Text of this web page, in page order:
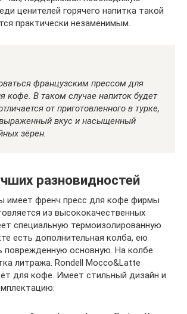
ценителей горячего напитка такой
практически незаменимым.
французским прессом для
кофе. В таком случае напиток будет
от приготовленного в турке,
вкус и насыщенный
зёрен.
разновидностей
имеет френч пресс для кофе фирмы
из высококачественных
специальную термоизолированную
есть дополнительная колба, ею
поврежденную основную. На колбе
литража. Rondell Mocco&Latte
для кофе. Имеет стильный дизайн и